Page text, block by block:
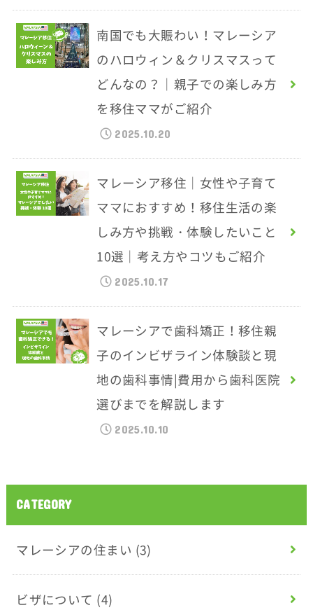
南国でも大賑わい！マレーシア
のハロウィン＆クリスマスって
どんなの？｜親子での楽しみ方
を移住ママがご紹介
2025.10.20
マレーシア移住｜女性や子育て
ママにおすすめ！移住生活の楽
しみ方や挑戦・体験したいこと
10選｜考え方やコツもご紹介
2025.10.17
マレーシアで歯科矯正！移住親
子のインビザライン体験談と現
地の歯科事情|費用から歯科医院
選びまでを解説します
2025.10.10
CATEGORY
マレーシアの住まい (3)
ビザについて (4)